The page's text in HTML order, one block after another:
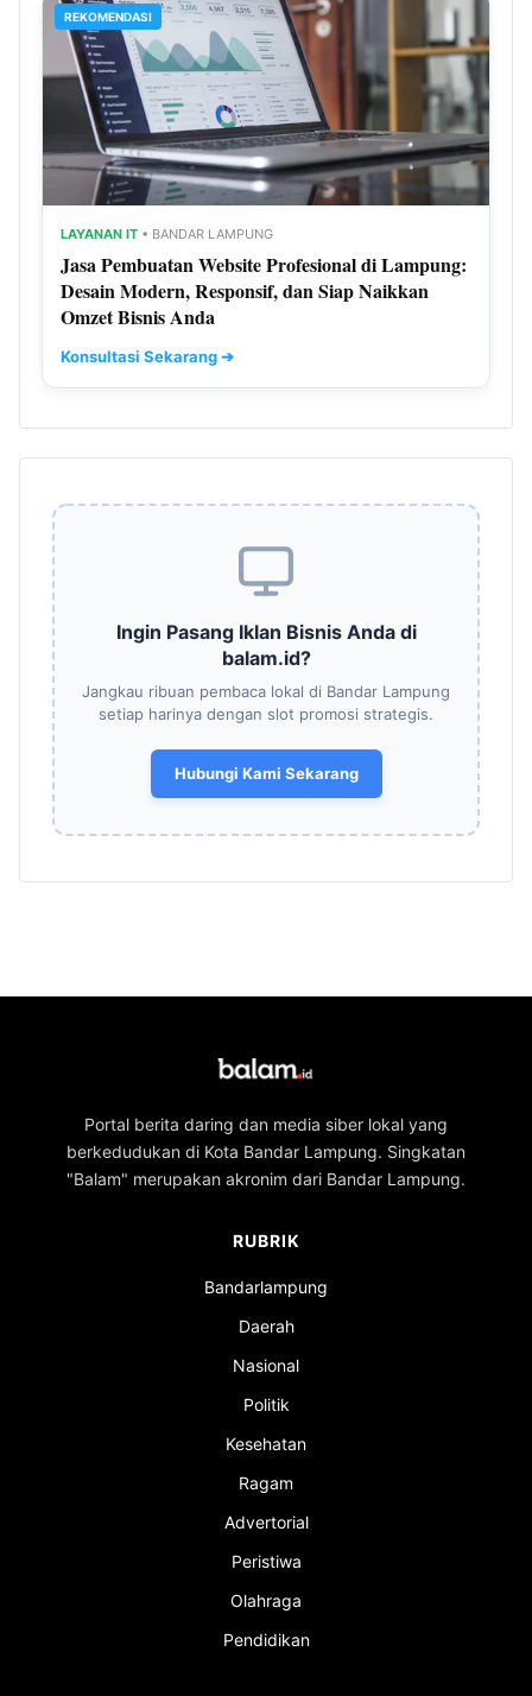
REKOMENDASI
LAYANAN IT • BANDAR LAMPUNG
Jasa Pembuatan Website Profesional di Lampung:
Desain Modern, Responsif, dan Siap Naikkan
Omzet Bisnis Anda
Konsultasi Sekarang ➔
Ingin Pasang Iklan Bisnis Anda di
balam.id?
Jangkau ribuan pembaca lokal di Bandar Lampung
setiap harinya dengan slot promosi strategis.
Hubungi Kami Sekarang
Portal berita daring dan media siber lokal yang
berkedudukan di Kota Bandar Lampung. Singkatan
"Balam" merupakan akronim dari Bandar Lampung.
RUBRIK
Bandarlampung
Daerah
Nasional
Politik
Kesehatan
Ragam
Advertorial
Peristiwa
Olahraga
Pendidikan